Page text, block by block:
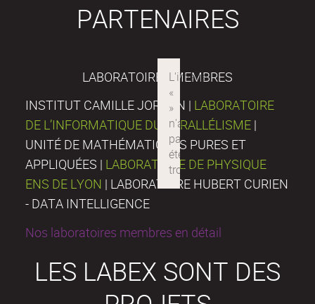
PARTENAIRES
LABORATOIRES MEMBRES
INSTITUT CAMILLE JORDAN | LABORATOIRE
DE L’INFORMATIQUE DU PARALLÉLISME |
UNITÉ DE MATHÉMATIQUES PURES ET
APPLIQUÉES | LABORATOIRE DE PHYSIQUE
ENS DE LYON | LABORATOIRE HUBERT CURIEN
- DATA INTELLIGENCE
Nos laboratoires membres en détail
LES LABEX SONT DES